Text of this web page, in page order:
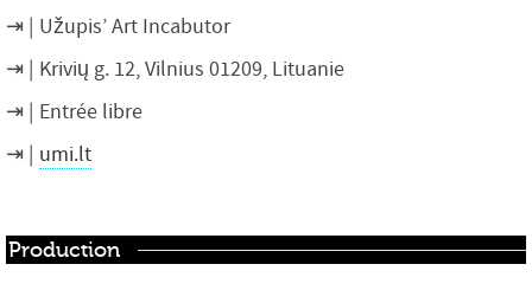
Užupis’ Art Incabutor
Krivių g. 12, Vilnius 01209, Lituanie
Entrée libre
umi.lt
Production